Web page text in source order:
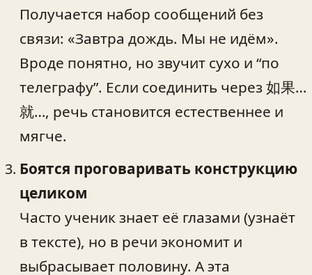
Получается набор сообщений без
связи: «Завтра дождь. Мы не идём».
Вроде понятно, но звучит сухо и “по
телеграфу”. Если соединить через 如果…
就…, речь становится естественнее и
мягче.
Боятся проговаривать конструкцию
целиком
Часто ученик знает её глазами (узнаёт
в тексте), но в речи экономит и
выбрасывает половину. А эта